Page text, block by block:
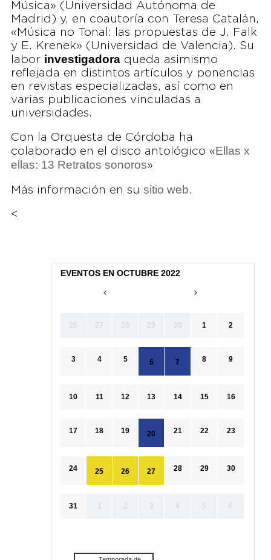
Música» (Universidad Autónoma de
Madrid) y, en coautoría con Teresa Catalán,
«Música no Tonal: las propuestas de J. Falk
y E. Krenek» (Universidad de Valencia). Su
labor investigadoraqueda asimismo
reflejada en distintos artículos y ponencias
en revistas especializadas, así como en
varias publicaciones vinculadas a
universidades.
Con la Orquesta de Córdoba ha
colaborado en el disco antológico «Ellas x
ellas: 13 Retratos sonoros»
Más información en su sitio web.
<
EVENTOS EN OCTUBRE 2022
26 27 28 29 30 1 2
3 4 5 6 7 8 9
10 11 12 13 14 15 16
17 18 19 20 21 22 23
24 25 26 27 28 29 30
31 1 2 3 4 5 6